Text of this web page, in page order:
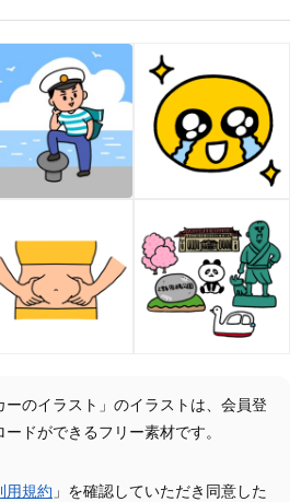
ーのイラスト」のイラストは、会員登
ドができるフリー素材です。
用規約 」を確認していただき同意した